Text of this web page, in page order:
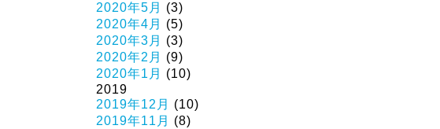
2020年5月
(3)
2020年4月
(5)
2020年3月
(3)
2020年2月
(9)
2020年1月
(10)
2019
2019年12月
(10)
2019年11月
(8)